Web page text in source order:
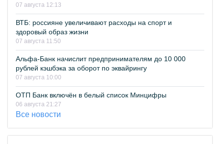
07 августа 12:13
ВТБ: россияне увеличивают расходы на спорт и
здоровый образ жизни
07 августа 11:50
Альфа-Банк начислит предпринимателям до 10 000
рублей кэшбэка за оборот по эквайрингу
07 августа 10:00
ОТП Банк включён в белый список Минцифры
06 августа 21:27
Все новости